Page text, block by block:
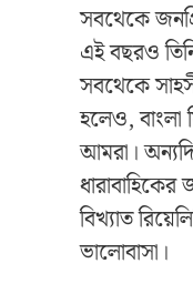
সবথেকে
এই বছরও
সবথেকে
হলেও, বাংলা
আমরা।
বিখ্যাত
ভালোবাসা।